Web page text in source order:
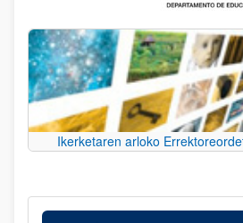
Ikerketaren arloko